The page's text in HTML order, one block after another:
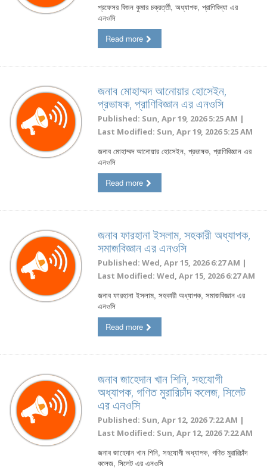
প্রফেসর বিজন কুমার চক্রর্ত্তী, অধ্যাপক, প্রাণিবিদ্যা এর
এনওসি
Read more
জনাব মোহাম্মদ আনোয়ার হোসেইন,
প্রভাষক, প্রাণিবিজ্ঞান এর এনওসি
Published: Sun, Apr 19, 2026 5:25 AM |
Last Modified: Sun, Apr 19, 2026 5:25 AM
জনাব মোহাম্মদ আনোয়ার হোসেইন, প্রভাষক, প্রাণিবিজ্ঞান এর
এনওসি
Read more
জনাব ফারহানা ইসলাম, সহকারী অধ্যাপক,
সমাজবিজ্ঞান এর এনওসি
Published: Wed, Apr 15, 2026 6:27 AM |
Last Modified: Wed, Apr 15, 2026 6:27 AM
জনাব ফারহানা ইসলাম, সহকারী অধ্যাপক, সমাজবিজ্ঞান এর
এনওসি
Read more
জনাব জাহেদান খান শিনি, সহযোগী
অধ্যাপক, গণিত মুরারিচাঁদ কলেজ, সিলেট
এর এনওসি
Published: Sun, Apr 12, 2026 7:22 AM |
Last Modified: Sun, Apr 12, 2026 7:22 AM
জনাব জাহেদান খান শিনি, সহযোগী অধ্যাপক, গণিত মুরারিচাঁদ
কলেজ, সিলেট এর এনওসি